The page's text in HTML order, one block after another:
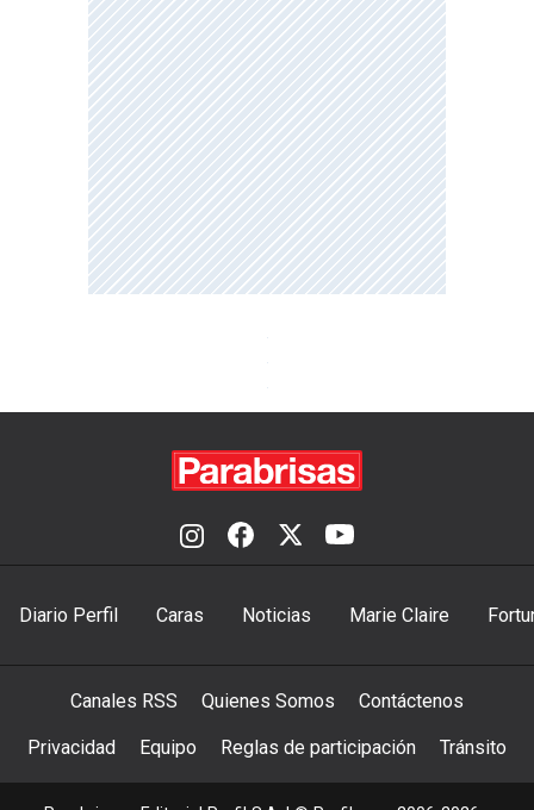
Diario Perfil Caras Noticias Marie Claire
Canales RSS Quienes Somos Contáctenos
Privacidad Equipo Reglas de participación Tránsito